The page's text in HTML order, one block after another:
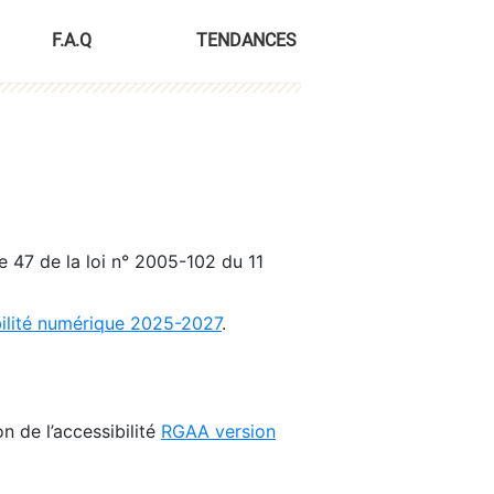
F.A.Q TENDANCES
47 de la loi n° 2005-102 du 11
numérique 2025-2027.
de l’accessibilité RGAA version